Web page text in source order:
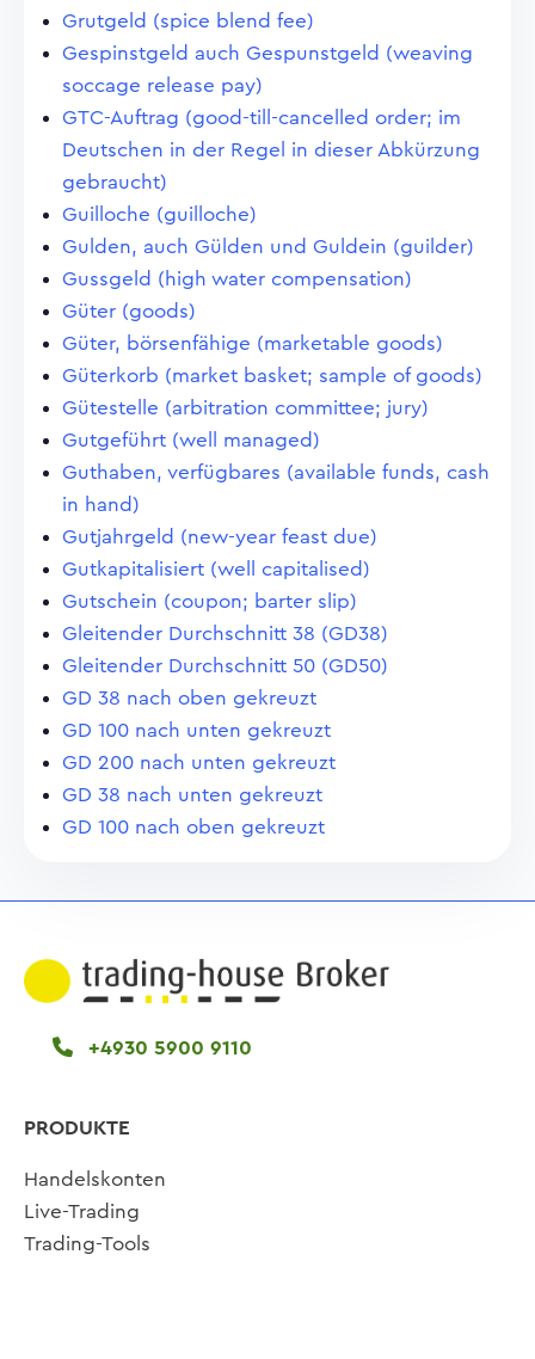
Grutgeld (spice blend fee)
Gespinstgeld auch Gespunstgeld (weaving
soccage release pay)
GTC-Auftrag (good-till-cancelled order; im
Deutschen in der Regel in dieser Abkürzung
gebraucht)
Guilloche (guilloche)
Gulden, auch Gülden und Guldein (guilder)
Gussgeld (high water compensation)
Güter (goods)
Güter, börsenfähige (marketable goods)
Güterkorb (market basket; sample of goods)
Gütestelle (arbitration committee; jury)
Gutgeführt (well managed)
Guthaben, verfügbares (available funds, cash
in hand)
Gutjahrgeld (new-year feast due)
Gutkapitalisiert (well capitalised)
Gutschein (coupon; barter slip)
Gleitender Durchschnitt 38 (GD38)
Gleitender Durchschnitt 50 (GD50)
GD 38 nach oben gekreuzt
GD 100 nach unten gekreuzt
GD 200 nach unten gekreuzt
GD 38 nach unten gekreuzt
GD 100 nach oben gekreuzt
+4930 5900 9110
PRODUKTE
Handelskonten
Live-Trading
Trading-Tools